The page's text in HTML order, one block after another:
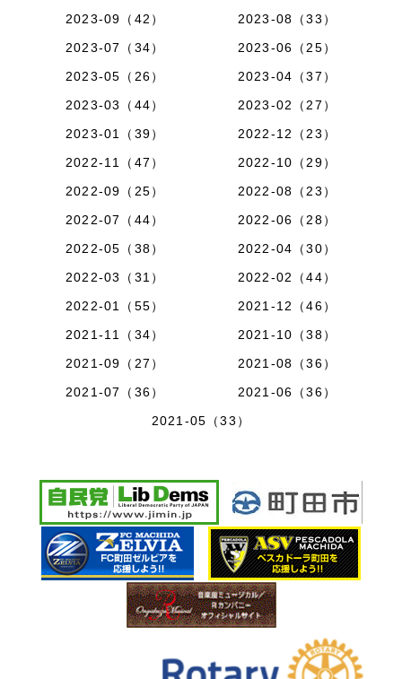
2023-09（42）
2023-08（33）
2023-07（34）
2023-06（25）
2023-05（26）
2023-04（37）
2023-03（44）
2023-02（27）
2023-01（39）
2022-12（23）
2022-11（47）
2022-10（29）
2022-09（25）
2022-08（23）
2022-07（44）
2022-06（28）
2022-05（38）
2022-04（30）
2022-03（31）
2022-02（44）
2022-01（55）
2021-12（46）
2021-11（34）
2021-10（38）
2021-09（27）
2021-08（36）
2021-07（36）
2021-06（36）
2021-05（33）